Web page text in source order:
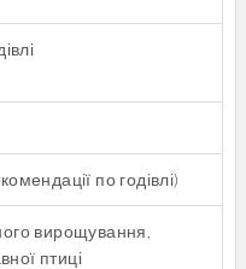
по годівлі)
вирощування,
птиці